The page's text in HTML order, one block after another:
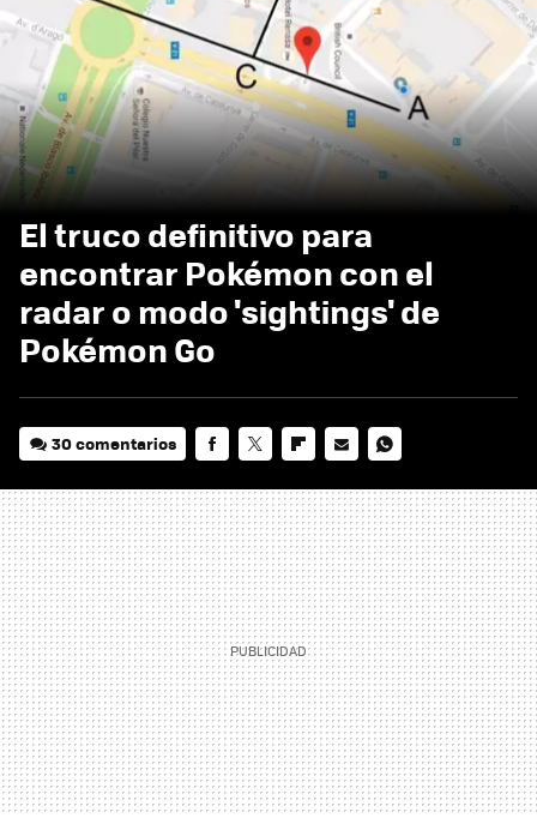
El truco definitivo para
encontrar Pokémon con el
radar o modo 'sightings' de
Pokémon Go
30 comentarios
MAIL